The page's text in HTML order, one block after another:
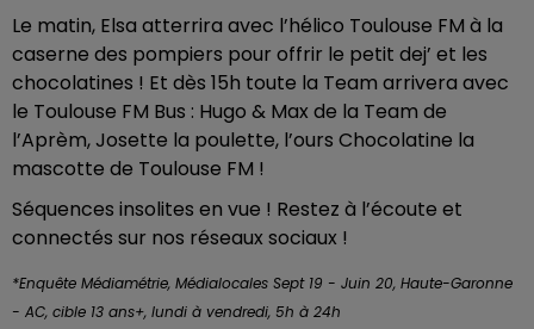
Le matin, Elsa atterrira avec l’hélico Toulouse FM à la
caserne des pompiers pour offrir le petit dej’ et les
chocolatines ! Et dès 15h toute la Team arrivera avec
le Toulouse FM Bus : Hugo & Max de la Team de
l’Aprèm, Josette la poulette, l’ours Chocolatine la
mascotte de Toulouse FM !
Séquences insolites en vue ! Restez à l’écoute et
connectés sur nos réseaux sociaux !
*Enquête Médiamétrie, Médialocales Sept 19 - Juin 20, Haute-Garonne
- AC, cible 13 ans+, lundi à vendredi, 5h à 24h